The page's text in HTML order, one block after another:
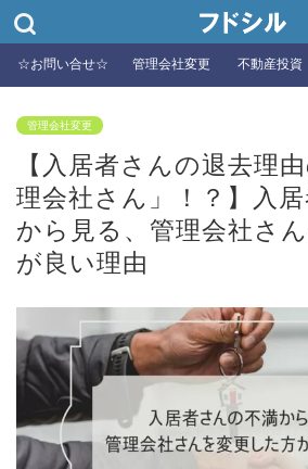
☆お問い合せ☆ 管理会社変更 不動産投資
管理会社変更
【入居者さんの退去理
理会社さん」！？】入
から見る、管理会社さ
が良い理由